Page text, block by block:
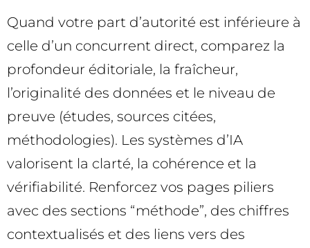
Quand votre part d’autorité est inférieure à
celle d’un concurrent direct, comparez la
profondeur éditoriale, la fraîcheur,
l’originalité des données et le niveau de
preuve (études, sources citées,
méthodologies). Les systèmes d’IA
valorisent la clarté, la cohérence et la
vérifiabilité. Renforcez vos pages piliers
avec des sections “méthode”, des chiffres
contextualisés et des liens vers des